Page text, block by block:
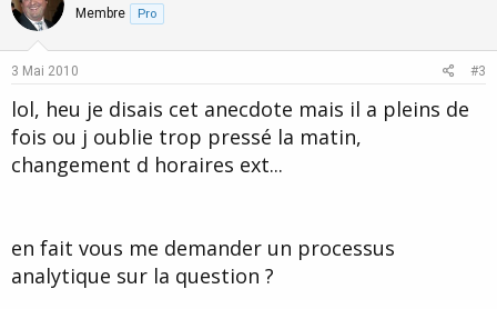
t
v
e
Membre Pro
3 Mai 2010 #3
lol, heu je disais cet anecdote mais il a pleins de
fois ou j oublie trop pressé la matin,
changement d horaires ext...
en fait vous me demander un processus
analytique sur la question ?